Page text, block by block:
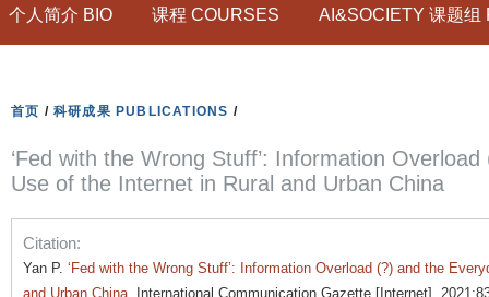
要
内
个人简介 BIO 课程 COURSES AI&SOCIETY 课题
首页 / 科研成果 PUBLICATIONS /
‘Fed with the Wrong Stuff’: Information
Use of the Internet in Rural and Urban China
Citation:
Yan P. ‘Fed with the Wrong Stuff’: Information Overload (?) and the
and Urban China . International Communication Gazette [Internet].